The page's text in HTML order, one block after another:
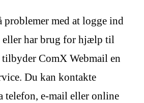
problemer med at logge ind
eller har brug for hjælp til
tilbyder ComX Webmail en
Du kan kontakte
telefon, e-mail eller online